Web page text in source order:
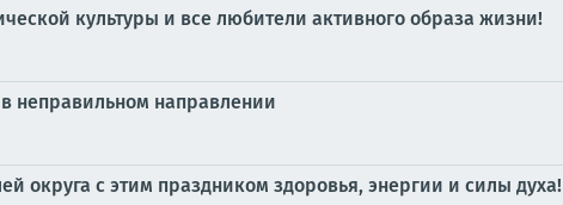
культуры и все любители активного образа жизни!
неправильном направлении
округа с этим праздником здоровья, энергии и силы духа!